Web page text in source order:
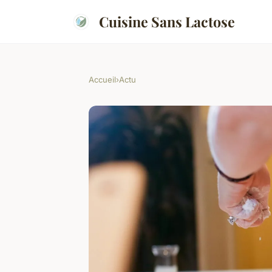
Cuisine Sans Lactose
Accueil›Actu